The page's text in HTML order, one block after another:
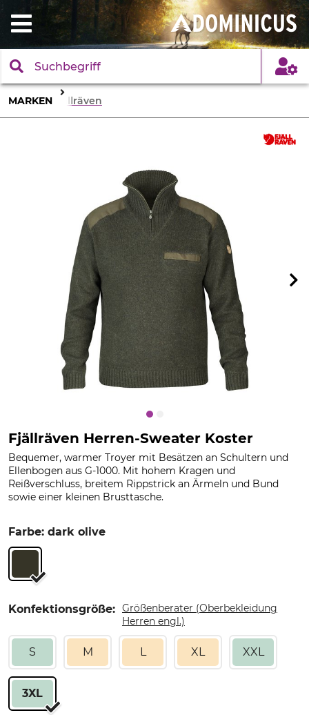
MARKEN Fjällräven
Fjällräven Herren-Sweater Koster
Bequemer, warmer Troyer mit Besätzen an Schultern und
Ellenbogen aus G-1000. Mit hohem Kragen und
Reißverschluss, breitem Rippstrick an Ärmeln und Bund
sowie einer kleinen Brusttasche.
Farbe: dark olive
Konfektionsgröße: Größenberater (Oberbekleidung
Herren engl.)
S M L XL XXL
3XL